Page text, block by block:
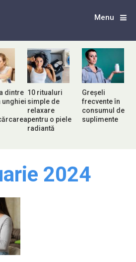
Menu
dintre
unghiei
10 ritualuri
simple de
relaxare
pentru o piele
radiantă
Greșeli
frecvente în
consumul de
suplimente
2024